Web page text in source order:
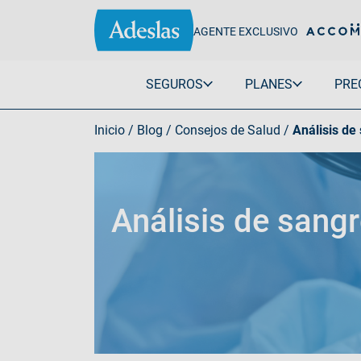
AGENTE EXCLUSIVO
SEGUROS PLANES
Salud
Individual
Embarazadas
Senior
Ver todo Adeslas Salud
Negocios
Autónomos
Empresas
Sin copagos
Plena Plus
Plena Extra 150
Completa
Ver todo
Inicio / Blog / Consejos de Salud / Análisis de
Análisis de